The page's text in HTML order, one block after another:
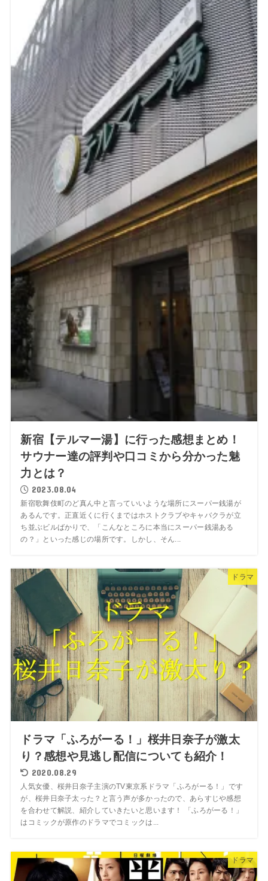
新宿【テルマー湯】に行った感想まとめ！
サウナー達の評判や口コミから分かった魅
力とは？
2023.08.04
新宿歌舞伎町のど真ん中と言っていいような場所にスーパー銭湯が
あるんです。正直近くに行くまではホストクラブやキャバクラが立
ち並ぶビルばかりで、「こんなところに本当にスーパー銭湯ある
の？」といった感じの場所です。しかし、そん...
ドラマ
ドラマ「ふろがーる！」桜井日奈子が激太
り？感想や見逃し配信についても紹介！
2020.08.29
人気女優、桜井日奈子主演のTV東京系ドラマ「ふろがーる！」です
が、桜井日奈子太った？と言う声が多かったので、あらすじや感想
を合わせて解説、紹介していきたいと思います！ 「ふろがーる！」
はコミックが原作のドラマでコミックは...
ドラマ